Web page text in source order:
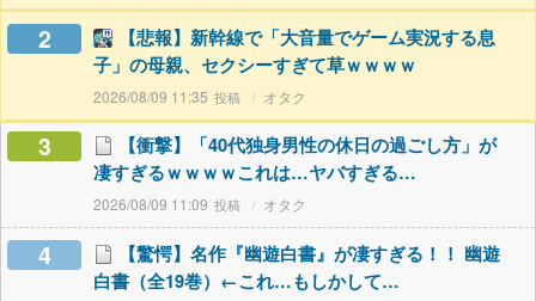
2
【悲報】新幹線で「大音量でゲーム実況する息
子」の母親、セクシーすぎて草ｗｗｗｗ
2026/08/09 11:35 オタク
3
【衝撃】「40代独身男性の休日の過ごし方」が
凄すぎるｗｗｗｗこれは…ヤバすぎる…
2026/08/09 11:09 オタク
4
【驚愕】名作『幽遊白書』が凄すぎる！！ 幽遊
白書（全19巻）←これ…もしかして…